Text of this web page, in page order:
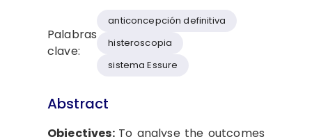
Palabras
clave:
anticoncepción definitiva
histeroscopia
sistema Essure
Abstract
Objectives: To analyse the outcomes